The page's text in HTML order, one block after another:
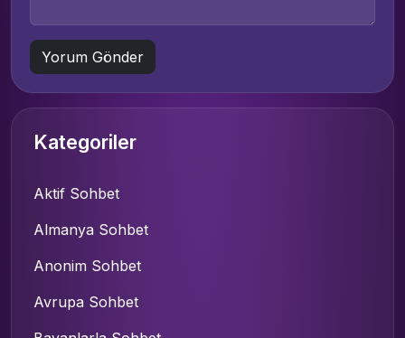
Kategoriler
Aktif Sohbet
Almanya Sohbet
Anonim Sohbet
Avrupa Sohbet